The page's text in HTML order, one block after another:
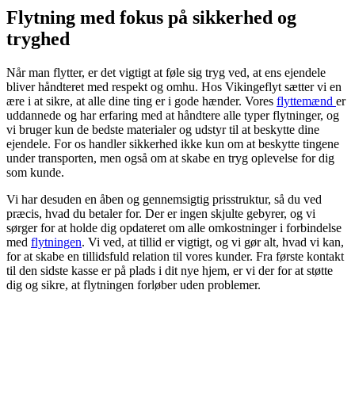
Flytning med fokus på sikkerhed og
tryghed
Når man flytter, er det vigtigt at føle sig tryg ved, at ens ejendele
bliver håndteret med respekt og omhu. Hos Vikingeflyt sætter vi en
ære i at sikre, at alle dine ting er i gode hænder. Vores flyttemænd er
uddannede og har erfaring med at håndtere alle typer flytninger, og
vi bruger kun de bedste materialer og udstyr til at beskytte dine
ejendele. For os handler sikkerhed ikke kun om at beskytte tingene
under transporten, men også om at skabe en tryg oplevelse for dig
som kunde.
Vi har desuden en åben og gennemsigtig prisstruktur, så du ved
præcis, hvad du betaler for. Der er ingen skjulte gebyrer, og vi
sørger for at holde dig opdateret om alle omkostninger i forbindelse
med flytningen. Vi ved, at tillid er vigtigt, og vi gør alt, hvad vi kan,
for at skabe en tillidsfuld relation til vores kunder. Fra første kontakt
til den sidste kasse er på plads i dit nye hjem, er vi der for at støtte
dig og sikre, at flytningen forløber uden problemer.